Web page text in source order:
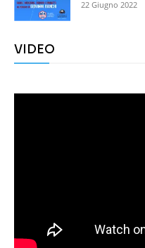
22 Giugno 2022
VIDEO